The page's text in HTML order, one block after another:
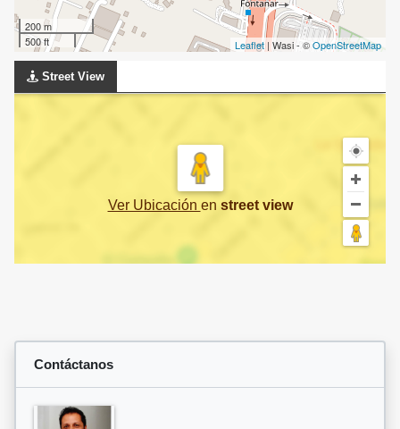
200 m
500 ft
Leaflet| Wasi - ©OpenStreetMap
Street View
Ver Ubicación en street view
Contáctanos